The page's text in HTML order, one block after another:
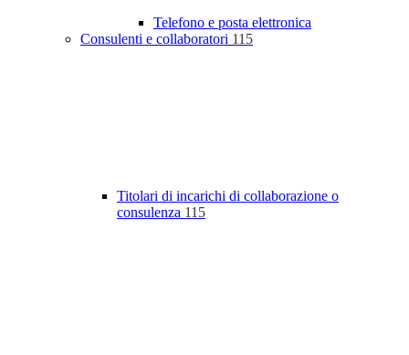
Telefono e posta elettronica
Consulenti e collaboratori 115
Titolari di incarichi di collaborazione o
consulenza 115